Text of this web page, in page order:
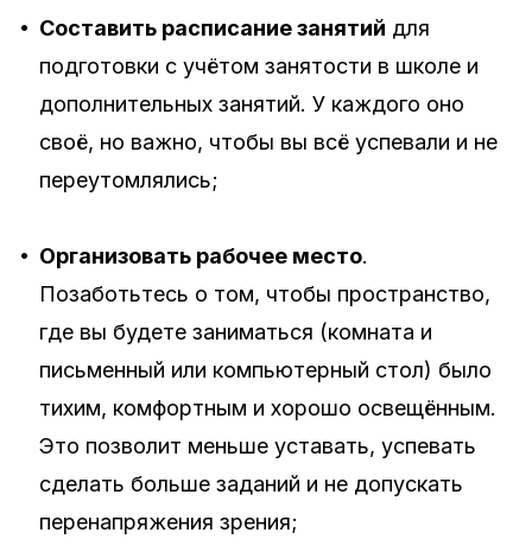
• Составить расписание занятий для
подготовки с учётом занятости в школе и
дополнительных занятий. У каждого оно
своё, но важно, чтобы вы всё успевали и не
переутомлялись;
• Организовать рабочее место.
Позаботьтесь о том, чтобы пространство,
где вы будете заниматься (комната и
письменный или компьютерный стол) было
тихим, комфортным и хорошо освещённым.
Это позволит меньше уставать, успевать
сделать больше заданий и не допускать
перенапряжения зрения;